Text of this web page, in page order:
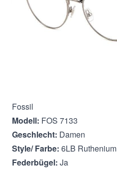
In den Warenkorb
Fossil
Modell: FOS 7133
Geschlecht: Damen
Style/ Farbe: 6LB Ruthenium
Federbügel: Ja